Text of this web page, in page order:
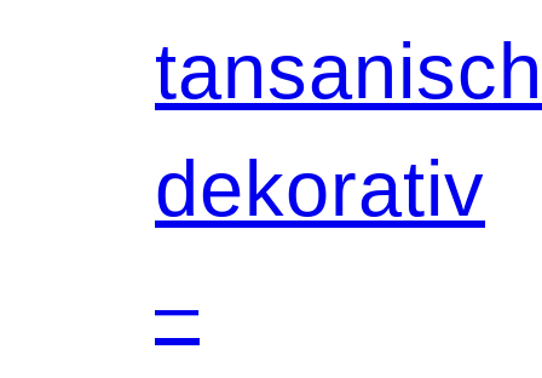
dekorativ
–